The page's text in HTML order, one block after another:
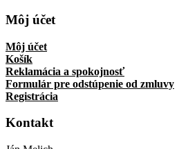
Môj účet
Môj účet
Košík
Reklamácia a spokojnosť
Formulár pre odstúpenie od zmluvy
Registrácia
Kontakt